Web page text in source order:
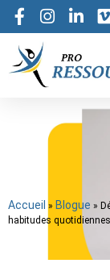
Accueil » Blogue »
habitudes quotidiennes